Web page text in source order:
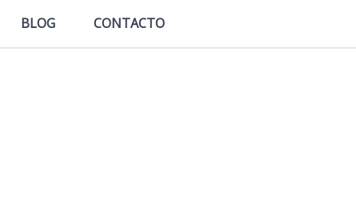
BLOG CONTACTO